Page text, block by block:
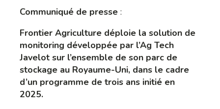
Communiqué de presse :
Frontier Agriculture déploie la solution de
monitoring développée par l’Ag Tech
Javelot sur l’ensemble de son parc de
stockage au Royaume-Uni, dans le cadre
d’un programme de trois ans initié en
2025.